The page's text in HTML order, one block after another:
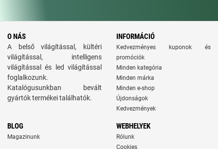
O NÁS
A belső világítással, kültéri
világítással, intelligens
világítással és led világítással
foglalkozunk.
Katalógusunkban bevált
gyártók termékei találhatók.
INFORMÁCIÓ
Kedvezményes kuponok és
promóciók
Minden kategória
Minden márka
Minden e-shop
Újdonságok
Kedvezmények
BLOG
Magazinunk
WEBHELYEK
Rólunk
Cookies